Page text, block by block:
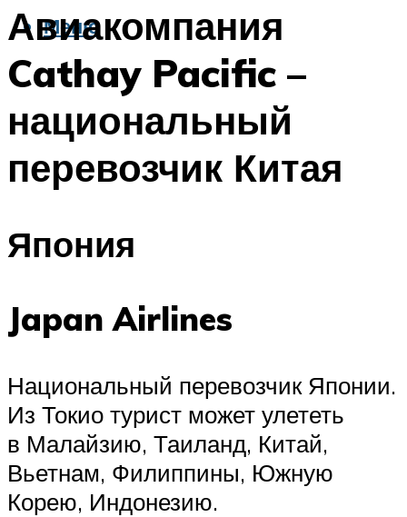
Меню
Авиакомпания
Cathay Pacific –
национальный
перевозчик Китая
Япония
Japan Airlines
Национальный перевозчик Японии.
Из Токио турист может улететь
в Малайзию, Таиланд, Китай,
Вьетнам, Филиппины, Южную
Корею, Индонезию.